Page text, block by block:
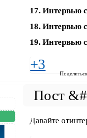
17. Интервью
18. Интервью
19. Интервью
+3
Давайте